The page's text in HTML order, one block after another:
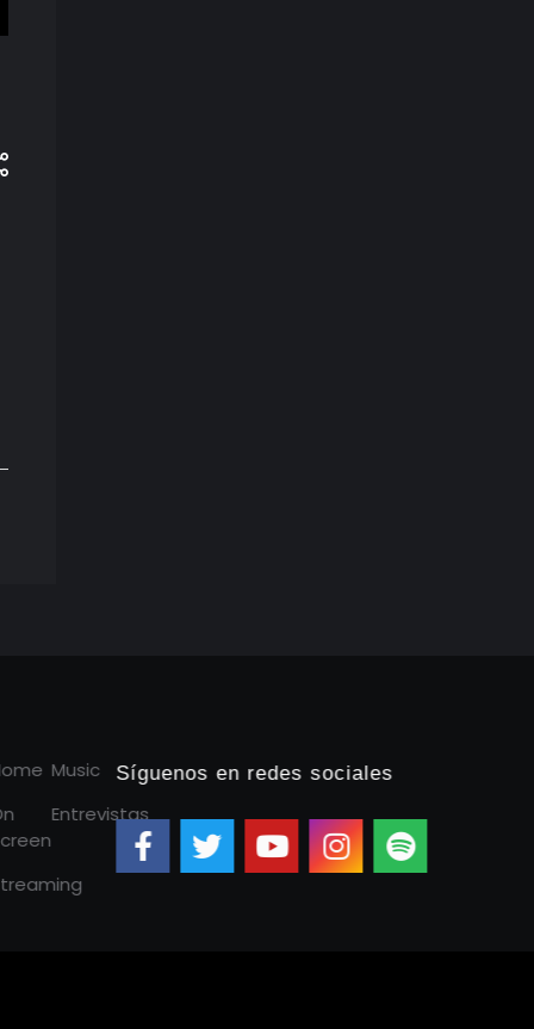
Music
Entrevistas
Síguenos en redes sociales